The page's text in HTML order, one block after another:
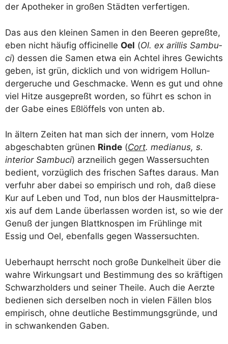
der Apo­the­ker in gro­ßen Städ­ten verfertigen.
Das aus den klei­nen Samen in den Bee­ren gepreß­te,
eben nicht häu­fig offi­ci­nel­le Oel (Ol. ex aril­lis Sam­bu­
ci) des­sen die Samen etwa ein Ach­tel ihres Gewichts
geben, ist grün, dick­lich und von wid­ri­gem Hol­lun­
der­ge­ru­che und Geschma­cke. Wenn es gut und ohne
viel Hit­ze aus­ge­preßt wor­den, so führt es schon in
der Gabe eines Eßlöf­fels von unten ab.
In ältern Zei­ten hat man sich der innern, vom Hol­ze
abge­schab­ten grü­nen Rin­de (Cort. media­nus, s.
inte­ri­or Sam­bu­ci) arz­nei­lich gegen Was­ser­such­ten
bedient, vor­züg­lich des fri­schen Saf­tes dar­aus. Man
ver­fuhr aber dabei so empi­risch und roh, daß die­se
Kur auf Leben und Tod, nun blos der Haus­mit­tel­pra­
xis auf dem Lan­de über­las­sen wor­den ist, so wie der
Genuß der jun­gen Blatt­knos­pen im Früh­lin­ge mit
Essig und Oel, eben­falls gegen Wassersuchten.
Ueber­haupt herrscht noch gro­ße Dun­kel­heit über die
wah­re Wir­kungs­art und Bestim­mung des so kräf­ti­gen
Schwarz­hol­ders und sei­ner Thei­le. Auch die Aerz­te
bedie­nen sich der­sel­ben noch in vie­len Fäl­len blos
empi­risch, ohne deut­li­che Bestim­mungs­grün­de, und
in schwan­ken­den Gaben.